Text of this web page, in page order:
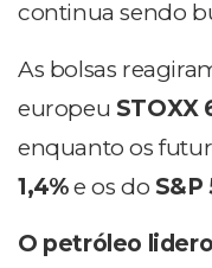
continua sendo
As bolsas
europeu STOXX
enquanto os
1,4%e os do S&P
O petróleo